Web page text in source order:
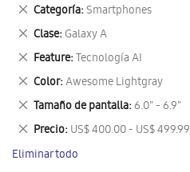
Categoría Smartphones
Eliminar
este
artículo
Clase Galaxy A
Eliminar
este
artículo
Feature Tecnología AI
Eliminar
este
artículo
Color Awesome Lightgray
Eliminar
este
artículo
Tamaño de pantalla 6.0" - 6.9"
Eliminar
este
artículo
Precio US$ 400.00 - US$ 499.99
Eliminar
este
artículo
Eliminar todo